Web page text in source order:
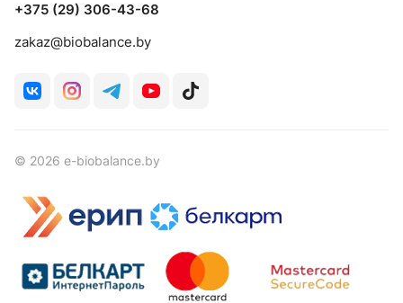
+375 (29) 306-43-68
zakaz@biobalance.by
© 2026 e-biobalance.by